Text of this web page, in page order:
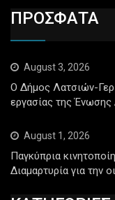
ΠΡΟΣΦΑΤΑ
August 3, 2026
Ο Δήμος Λατσιών-
εργασίας της
August 1, 2026
Παγκύπρια
Διαμαρτυρία για την